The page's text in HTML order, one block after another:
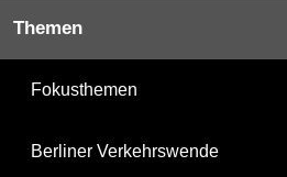
Themen
Fokusthemen
Berliner Verkehrswende